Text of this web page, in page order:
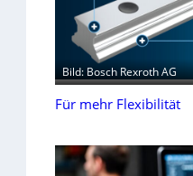
Bild: Bosch Rexroth AG
Für mehr Flexibilität